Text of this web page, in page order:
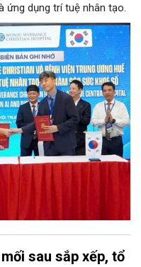
ứng dụng trí tuệ nhân tạo.
sau sắp xếp, tổ